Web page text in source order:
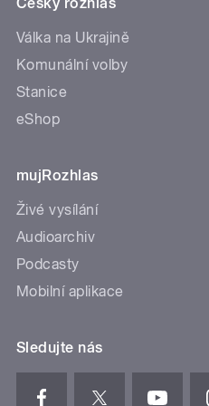
Válka na Ukrajině
Komunální volby
Stanice
eShop
mujRozhlas
Živé vysílání
Audioarchiv
Podcasty
Mobilní aplikace
Sledujte nás